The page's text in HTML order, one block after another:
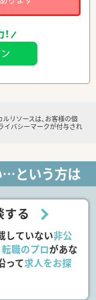
ルリソースは、お客様の個
イバシーマークが付与され
…という方は
る
していない非公
転職のプロがあな
って求人をお探